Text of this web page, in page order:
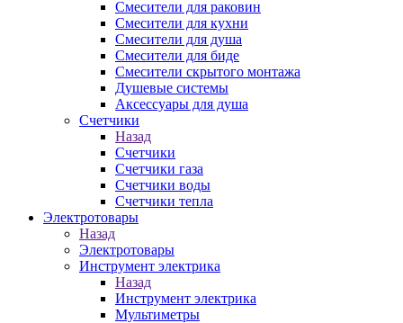
Смесители для раковин
Смесители для кухни
Смесители для душа
Смесители для биде
Смесители скрытого монтажа
Душевые системы
Аксессуары для душа
Счетчики
Назад
Счетчики
Счетчики газа
Счетчики воды
Счетчики тепла
Электротовары
Назад
Электротовары
Инструмент электрика
Назад
Инструмент электрика
Мультиметры